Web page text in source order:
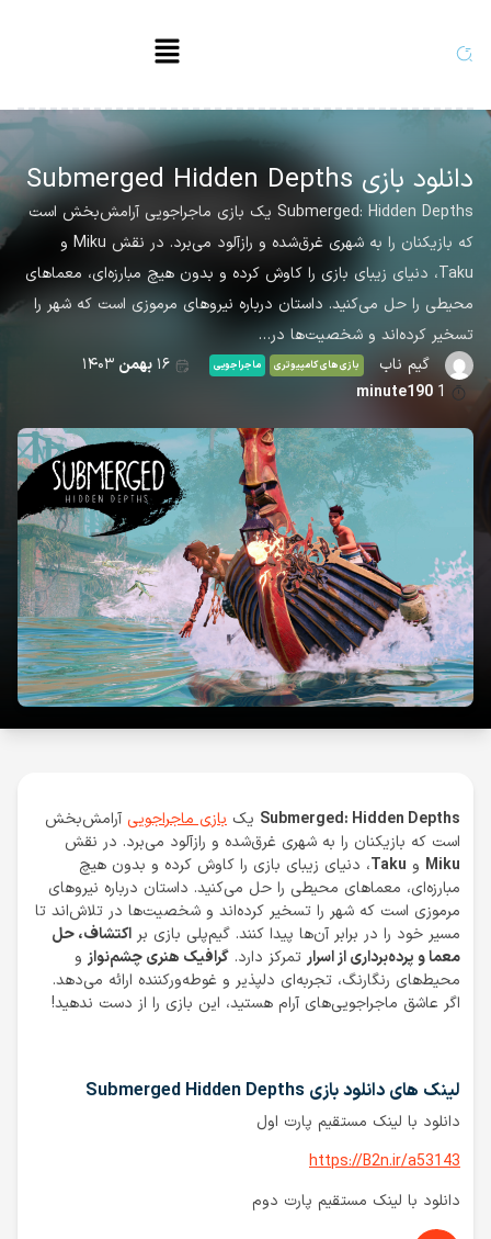
دانلود بازی Submerged Hidden Depths
Submerged: Hidden Depths یک بازی ماجراجویی آرامش‌بخش است
که بازیکنان را به شهری غرق‌شده و رازآلود می‌برد. در نقش Miku و
Taku، دنیای زیبای بازی را کاوش کرده و بدون هیچ مبارزه‌ای، معماهای
محیطی را حل می‌کنید. داستان درباره نیروهای مرموزی است که شهر را
تسخیر کرده‌اند و شخصیت‌ها در…
گیم ناب
بازی های کامپیوتری ماجراجویی ۱۶بهمن ۱۴۰۳
1
minute190
Submerged: Hidden Depths یک بازی ماجراجویی آرامش‌بخش
است که بازیکنان را به شهری غرق‌شده و رازآلود می‌برد. در نقش
Miku و Taku، دنیای زیبای بازی را کاوش کرده و بدون هیچ
مبارزه‌ای، معماهای محیطی را حل می‌کنید. داستان درباره نیروهای
مرموزی است که شهر را تسخیر کرده‌اند و شخصیت‌ها در تلاش‌اند تا
مسیر خود را در برابر آن‌ها پیدا کنند. گیم‌پلی بازی بر اکتشاف، حل
معما و پرده‌برداری از اسرارتمرکز دارد. گرافیک هنری چشم‌نوازو
محیط‌های رنگارنگ، تجربه‌ای دلپذیر و غوطه‌ورکننده ارائه می‌دهد.
اگر عاشق ماجراجویی‌های آرام هستید، این بازی را از دست ندهید!
لینک های دانلود بازی Submerged Hidden Depths
دانلود با لینک مستقیم پارت اول
https://B2n.ir/a53143
دانلود با لینک مستقیم پارت دوم